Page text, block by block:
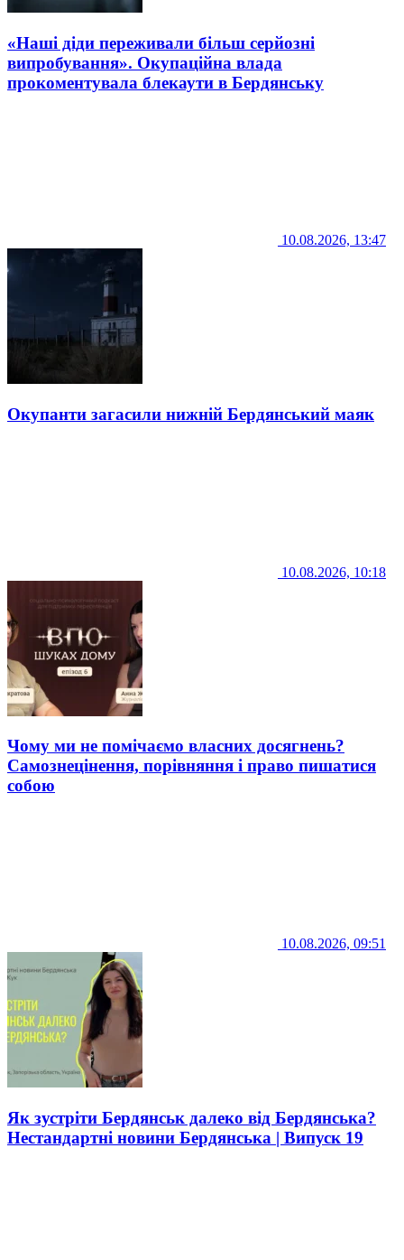
«Наші діди переживали більш серйозні
випробування». Окупаційна влада
прокоментувала блекаути в Бердянську
10.08.2026, 13:47
Окупанти загасили нижній Бердянський маяк
10.08.2026, 10:18
Чому ми не помічаємо власних досягнень?
Самознецінення, порівняння і право пишатися
собою
10.08.2026, 09:51
Як зустріти Бердянськ далеко від Бердянська?
Нестандартні новини Бердянська | Випуск 19